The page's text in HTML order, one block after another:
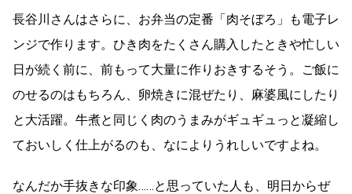
長谷川さんはさらに、お弁当の定番「肉そぼろ」も電子レ
ンジで作ります。ひき肉をたくさん購入したときや忙しい
日が続く前に、前もって大量に作りおきするそう。ご飯に
のせるのはもちろん、卵焼きに混ぜたり、麻婆風にしたり
と大活躍。牛煮と同じく肉のうまみがギュギュっと凝縮し
ておいしく仕上がるのも、なによりうれしいですよね。
なんだか手抜きな印象……と思っていた人も、明日からぜ